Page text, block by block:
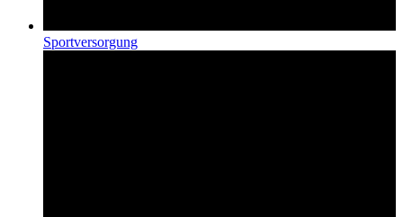
Sport­versorgung